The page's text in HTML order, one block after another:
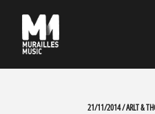
21/11/2014 / ARLT &